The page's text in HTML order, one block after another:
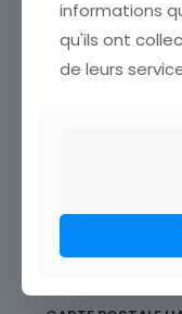
Soigné !!!
8,90€
informations
qu'ils ont
de leurs